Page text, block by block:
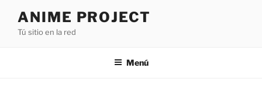
contenido
ANIME PROJECT
Tú sitio en la red
Menú